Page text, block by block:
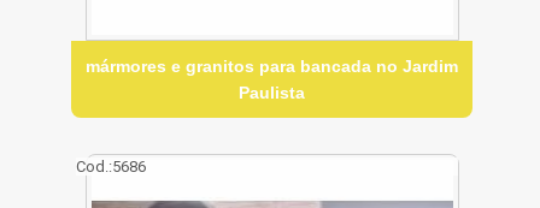
mármores e granitos para bancada no Jardim
Paulista
Cod.:5686